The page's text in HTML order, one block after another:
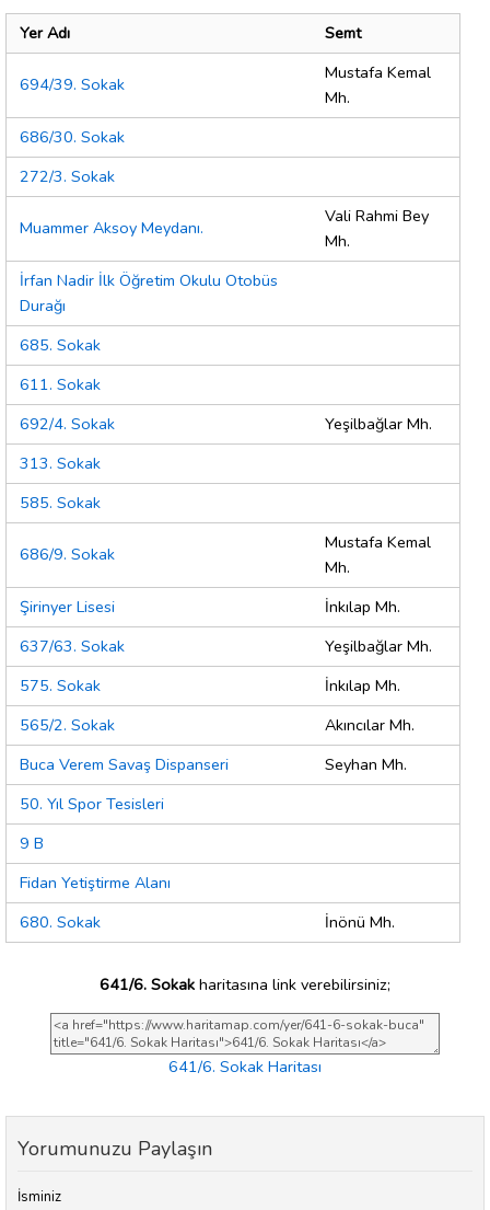
Yer Adı Semt
694/39. Sokak
Mustafa Kemal
Mh.
686/30. Sokak
272/3. Sokak
Muammer Aksoy Meydanı.
Vali Rahmi Bey
Mh.
İrfan Nadir İlk Öğretim Okulu Otobüs
Durağı
685. Sokak
611. Sokak
692/4. Sokak
Yeşilbağlar Mh.
313. Sokak
585. Sokak
686/9. Sokak
Mustafa Kemal
Mh.
Şirinyer Lisesi
İnkılap Mh.
637/63. Sokak
Yeşilbağlar Mh.
575. Sokak
İnkılap Mh.
565/2. Sokak
Akıncılar Mh.
Buca Verem Savaş Dispanseri
Seyhan Mh.
50. Yıl Spor Tesisleri
9 B
Fidan Yetiştirme Alanı
680. Sokak
İnönü Mh.
641/6. Sokak haritasına link verebilirsiniz;
641/6. Sokak Haritası
Yorumunuzu Paylaşın
İsminiz